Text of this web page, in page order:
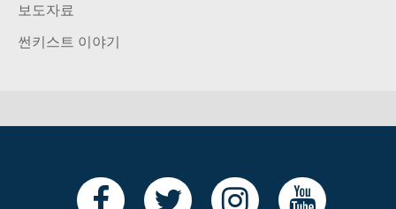
보도자료
썬키스트 이야기